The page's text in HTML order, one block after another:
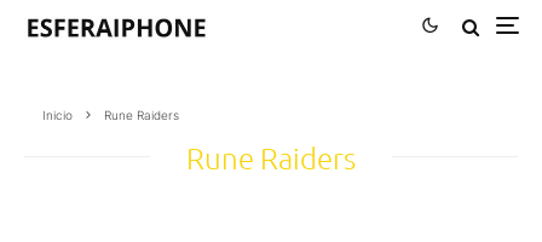
Inicio Rune Raiders
Rune Raiders